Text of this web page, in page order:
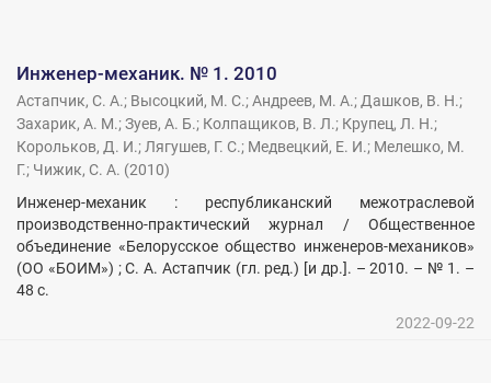
Инженер-механик. № 1. 2010
Астапчик, С. А.; Высоцкий, М. С.;Андреев, М. А.; Дашков, В. Н.;
Захарик, А. М.;Зуев, А. Б.; Колпащиков, В. Л.; Крупец, Л. Н.;
Корольков, Д. И.; Лягушев, Г. С.; Медвецкий, Е. И.; Мелешко, М.
Г.; Чижик, С. А. (2010)
Инженер-механик : республиканский межотраслевой
производственно-практический журнал / Общественное
объединение «Белорусское общество инженеров-механиков»
(ОО «БОИМ») ; С. А. Астапчик (гл. ред.) [и др.]. – 2010. – № 1. –
48 с.
2022-09-22